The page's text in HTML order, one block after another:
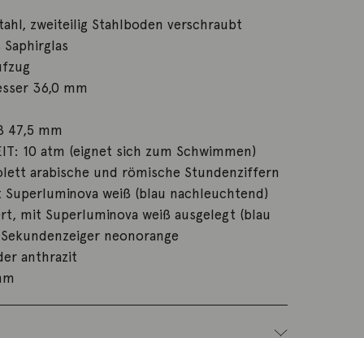
zweiteilig Stahlboden verschraubt
36,0 mm
47,5 mm
10 atm (eignet sich zum Schwimmen)
arabische und römische Stundenziffern
Superluminova weiß (blau nachleuchtend)
mit Superluminova weiß ausgelegt (blau
neonorange
anthrazit